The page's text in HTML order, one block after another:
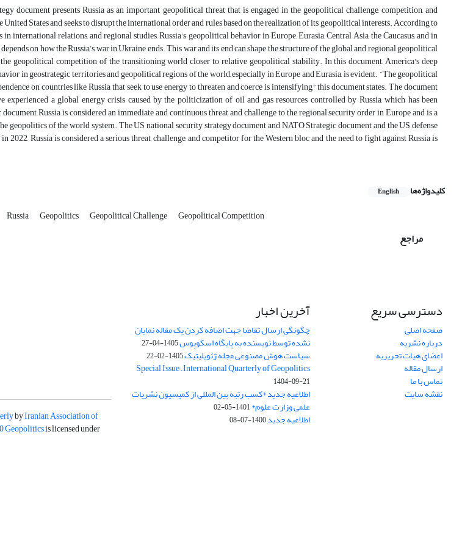
document presents Russia as an important geopolitical threat that is engaged in the geopolitical challenge, competition, and
States and seeks to disrupt the international order and rules based on the realization of its geopolitical interests. According to
international relations, and regional studies, Russia's geopolitical behavior in Europe, Eurasia, Central Asia, the Caucasus, and in
on how the Russia’s war in Ukraine ends. This war and its end can shape the structure of the global and regional geopolitical
geopolitical competition of the transitioning world closer to relative geopolitical stability. In this document, America's deep
in geostrategic territories and geopolitical regions of the world, especially in Europe and Eurasia, is evident. “The geopolitical
on countries like Russia that seek to use energy to threaten and coerce is intensifying,” this document states. The document
experienced a global energy crisis caused by the politicization of oil and gas resources controlled by Russia, which has been
Russia is considered an immediate and continuous threat and challenge to the regional security order in Europe and is a
geopolitics of the world system. The US national security strategy document and NATO Strategic document and the US defense
Russia is considered a serious threat, challenge, and competitor for the Western bloc and the need to fight against Russia is
کلیدواژه‌ها English
Russia Geopolitics Geopolitical Challenge Geopolitical Competition
مراجع
دسترسی سریع
صفحه اصلی
درباره نشریه
اعضای هیات تحریریه
ارسال مقاله
تماس با ما
نقشه سایت
آخرین اخبار
چگونگی ارسال تقاضا جهت اضافه کردن یک مقاله نمایان
نشده توسط نویسنده به پایگاه اسکوپوس1405-04-27
سیاست هوش مصنوعی مجله ژئوپلیتیک1405-02-22
Special Issue – International Quarterly of Geopolitics
1404-09-21
اطلاعیه جدید *کسب رتبه بین المللی از کمیسیون نشریات
علمی وزارت علوم*1401-05-02
اطلاعیه جدید1400-07-08
byIranian Association of
Geopoliticsis licensed under